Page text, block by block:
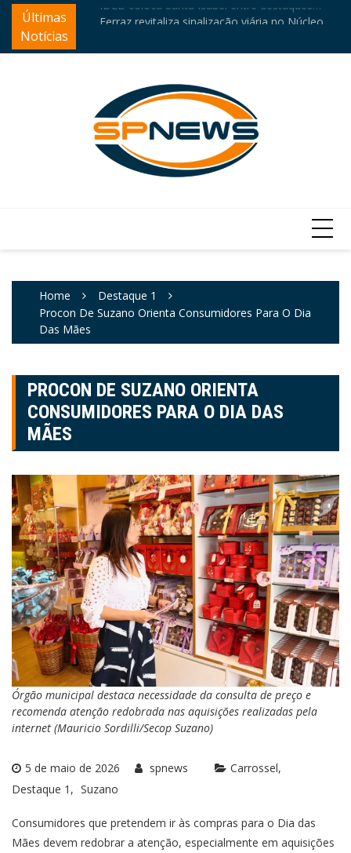
Skip
content
Últimas
Notícias
destaques
Ferraz revitaliza sinalização viária no Núcleo
Home
Destaque 1
Procon De Suzano Orienta Consumidores Para O Dia
Das Mães
PROCON DE SUZANO ORIENTA
CONSUMIDORES PARA O DIA DAS
MÃES
Órgão municipal destaca necessidade da consulta de preço e
recomenda atenção redobrada nas aquisições realizadas pela
internet (Mauricio Sordilli/Secop Suzano)
5 de maio de 2026 spnews
Carrossel
Destaque 1
Suzano
Consumidores que pretendem ir às compras para o Dia das
Mães devem redobrar a atenção, especialmente em aquisições